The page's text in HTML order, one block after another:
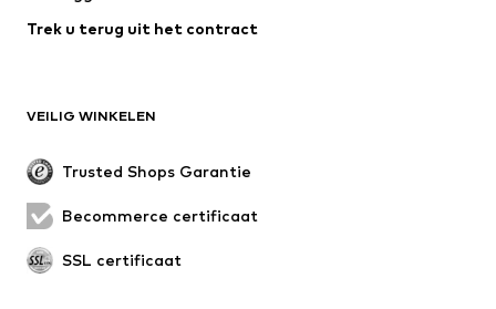
Mantels
Rokken
Evenementen
SCHOENEN
Trek u terug uit het contract
VEILIG WINKELEN
Trusted Shops Garantie
Becommerce certificaat
SSL certificaat